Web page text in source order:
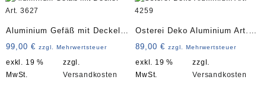
Aluminium Gefäß mit Deckel
Art. 3627
99,00 € zzgl. Mehrwertsteuer
exkl. 19 %
MwSt.
zzgl.
Versandkosten
Osterei Deko Aluminium Art.
4259
89,00€ zzgl. Mehrwertsteuer
exkl. 19 %
MwSt.
zzgl.
Versandkosten